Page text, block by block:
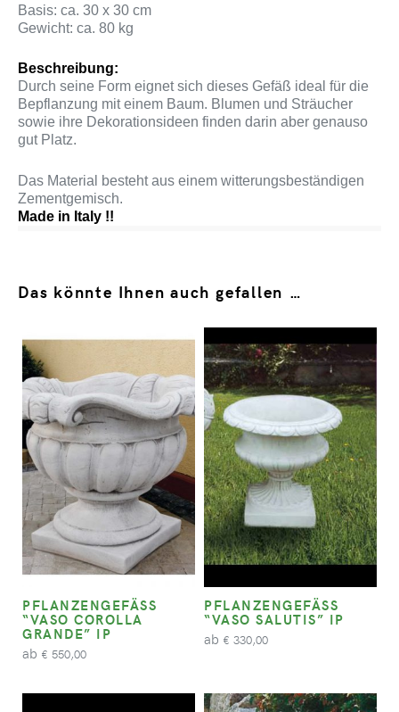
Basis: ca. 30 x 30 cm
Gewicht: ca. 80 kg
Beschreibung:
Durch seine Form eignet sich dieses Gefäß ideal für die
Bepflanzung mit einem Baum. Blumen und Sträucher
sowie ihre Dekorationsideen finden darin aber genauso
gut Platz.
Das Material besteht aus einem witterungsbeständigen
Zementgemisch.
Made in Italy !!
Das könnte Ihnen auch gefallen …
PFLANZENGEFÄSS “
VASO COROLLA G
RANDE” IP
ab € 550,00
PFLANZENGEFÄSS “
VASO SALUTIS” IP
ab € 330,00